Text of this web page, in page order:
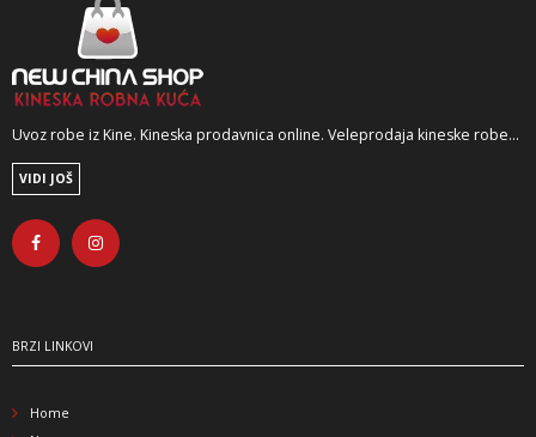
Uvoz robe iz Kine. Kineska prodavnica online. Veleprodaja kineske robe...
VIDI JOŠ
BRZI LINKOVI
Home